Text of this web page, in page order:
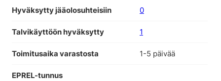
Hyväksytty jääolosuhteisiin 0
Talvikäyttöön hyväksytty 1
Toimitusaika varastosta 1-5 päivää
EPREL-tunnus